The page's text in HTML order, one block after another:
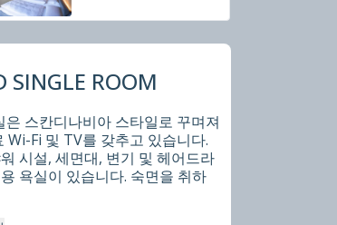
SINGLE ROOM
은 스칸디나비아 스타일로 꾸며져
Wi-Fi 및 TV를 갖추고 있습니다.
시설, 세면대, 변기 및 헤어드라
욕실이 있습니다. 숙면을 취하